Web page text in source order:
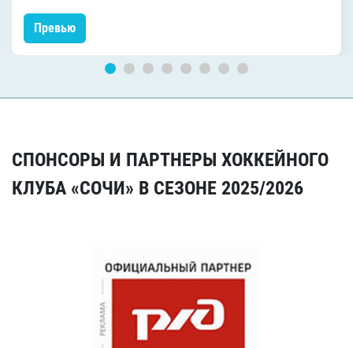
Превью
СПОНСОРЫ И ПАРТНЕРЫ ХОККЕЙНОГО
КЛУБА «СОЧИ» В СЕЗОНЕ 2025/2026